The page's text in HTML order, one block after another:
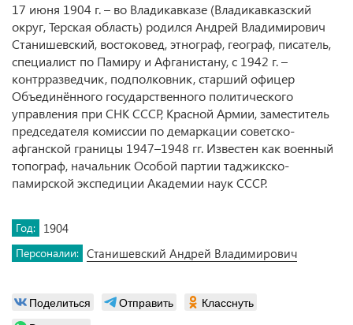
17 июня 1904 г. – во Владикавказе (Владикавказский
округ, Терская область) родился Андрей Владимирович
Станишевский, востоковед, этнограф, географ, писатель,
специалист по Памиру и Афганистану, с 1942 г. –
контрразведчик, подполковник, старший офицер
Объединённого государственного политического
управления при СНК СССР, Красной Армии, заместитель
председателя комиссии по демаркации советско-
афганской границы 1947–1948 гг. Известен как военный
топограф, начальник Особой партии таджикско-
памирской экспедиции Академии наук СССР.
Год: 1904
Персоналии: Станишевский Андрей Владимирович
Поделиться Отправить
Класснуть